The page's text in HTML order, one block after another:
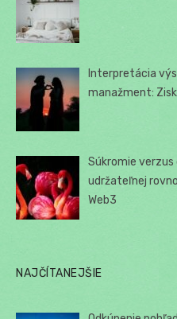
Interpretácia
manažment:
Súkromie verzus
udržateľnej
Web3
NAJČÍTANEJŠIE